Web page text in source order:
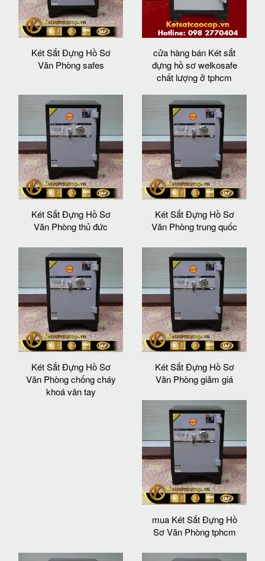
Két Sắt Đựng Hồ Sơ
Văn Phòng safes
cửa hàng bán Két sắt
đựng hồ sơ welkosafe
chất lượng ở tphcm
Két Sắt Đựng Hồ Sơ
Văn Phòng thủ đức
Két Sắt Đựng Hồ Sơ
Văn Phòng trung quốc
Két Sắt Đựng Hồ Sơ
Văn Phòng chống cháy
khoá vân tay
Két Sắt Đựng Hồ Sơ
Văn Phòng giảm giá
mua Két Sắt Đựng Hồ
Sơ Văn Phòng tphcm